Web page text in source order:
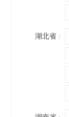
湖北省 ：